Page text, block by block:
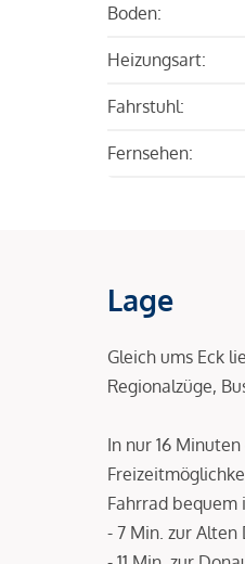
Boden:
Heizungsart:
Fahrstuhl:
Fernsehen:
Lage
Gleich ums Eck
Regionalzüge,
In nur 16
Fahrrad bequem
- 7 Min. zur Alten